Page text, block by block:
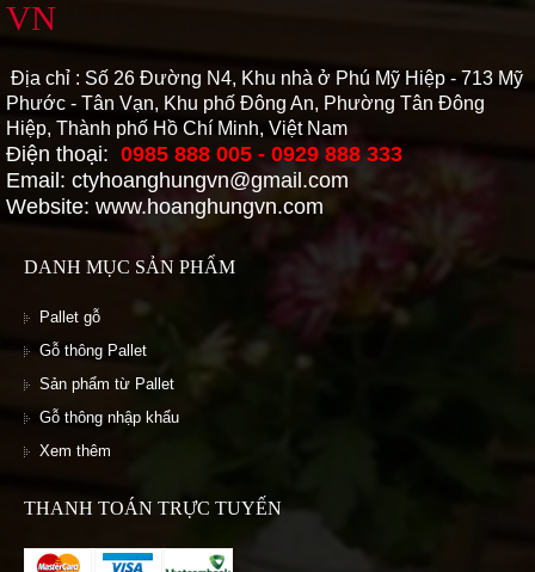
VN
Địa chỉ : Số 26 Đường N4, Khu nhà ở Phú Mỹ Hiệp - 713 Mỹ
Phước - Tân Vạn, Khu phố Đông An, Phường Tân Đông
Hiệp, Thành phố Hồ Chí Minh, Việt Nam
Điện thoại: 0985 888 005 - 0929 888 333
Email: ctyhoanghungvn@gmail.com
Website: www.hoanghungvn.com
DANH MỤC SẢN PHẨM
Pallet gỗ
Gỗ thông Pallet
Sản phẩm từ Pallet
Gỗ thông nhập khẩu
Xem thêm
THANH TOÁN TRỰC TUYẾN